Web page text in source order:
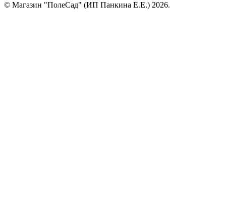
© Магазин "ПолеСад" (ИП Панкина Е.Е.) 2026.